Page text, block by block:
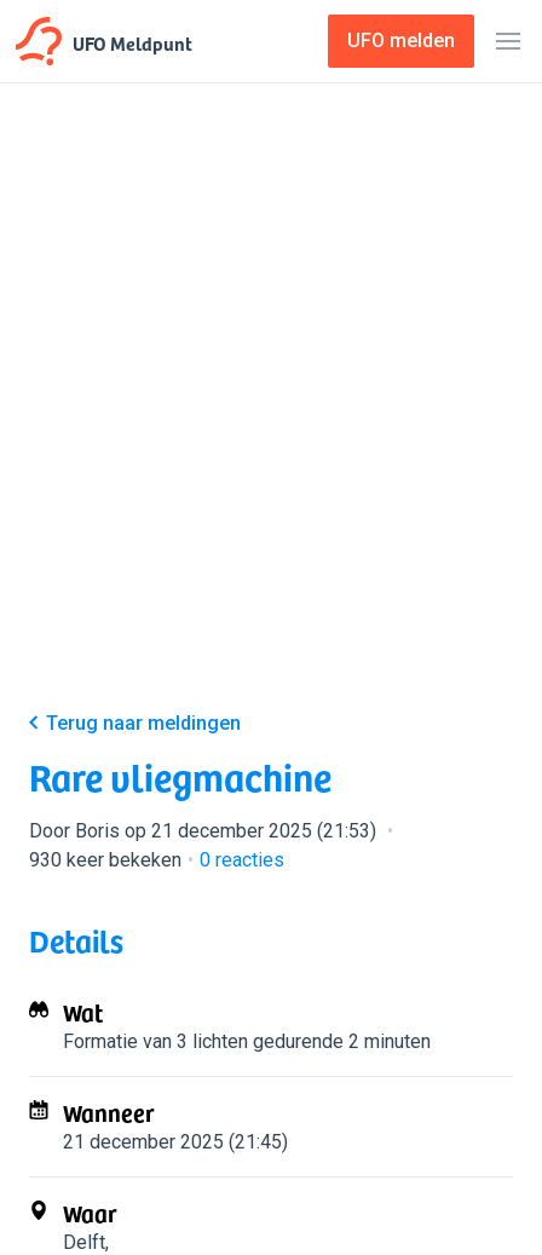
UFO Meldpunt UFO melden
Terug naar meldingen
Rare vliegmachine
Door Boris op 21 december 2025 (21:53)
930 keer bekeken
0 reacties
Details
Wat
Formatie van 3 lichten gedurende 2 minuten
Wanneer
21 december 2025 (21:45)
Waar
Delft,